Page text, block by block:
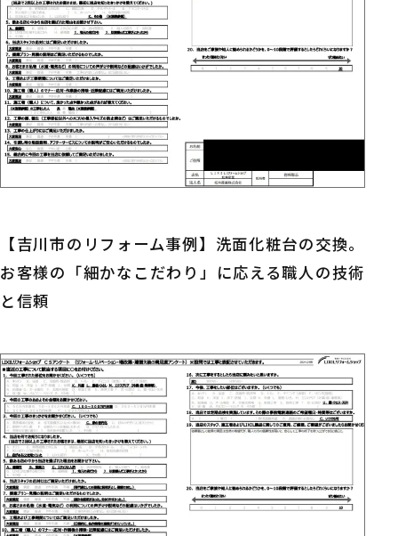
【吉川市のリフォーム事例】洗面化粧台の交換。
お客様の「細かなこだわり」に応える職人の技術
と信頼